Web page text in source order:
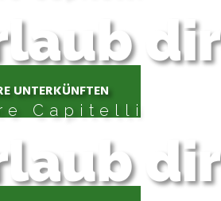
UNTERKÜNFTEN
Capitelli